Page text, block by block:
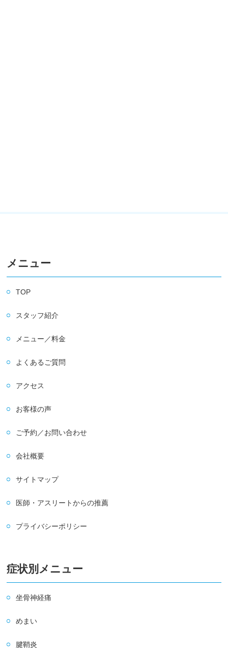
メニュー
TOP
スタッフ紹介
メニュー／料金
よくあるご質問
アクセス
お客様の声
ご予約／お問い合わせ
会社概要
サイトマップ
医師・アスリートからの推薦
プライバシーポリシー
症状別メニュー
坐骨神経痛
めまい
腱鞘炎